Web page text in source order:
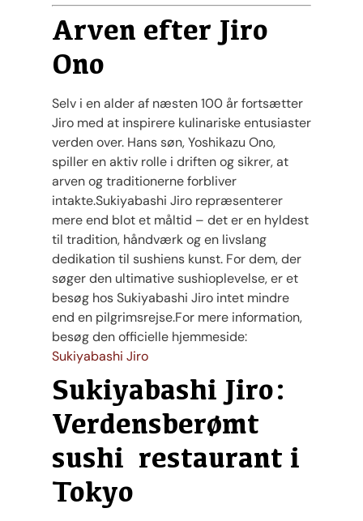
Arven efter Jiro
Ono
Selv i en alder af næsten 100 år fortsætter
Jiro med at inspirere kulinariske entusiaster
verden over. Hans søn, Yoshikazu Ono,
spiller en aktiv rolle i driften og sikrer, at
arven og traditionerne forbliver
intakte.Sukiyabashi Jiro repræsenterer
mere end blot et måltid – det er en hyldest
til tradition, håndværk og en livslang
dedikation til sushiens kunst. For dem, der
søger den ultimative sushioplevelse, er et
besøg hos Sukiyabashi Jiro intet mindre
end en pilgrimsrejse.For mere information,
besøg den officielle hjemmeside:
Sukiyabashi Jiro
Sukiyabashi Jiro:
Verdensberømt
sushi restaurant i
Tokyo